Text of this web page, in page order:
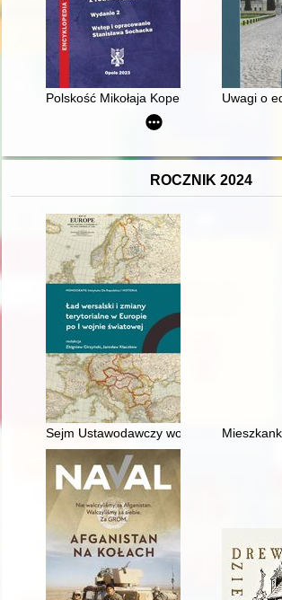
Polskość Mikołaja Kopernika z rodu
Uwagi o
ROCZNIK 2024
Sejm Ustawodawczy wobec rokowań